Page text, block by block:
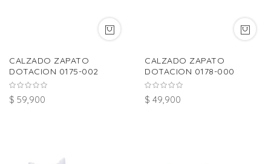
CALZADO ZAPATO
DOTACION 0175-002
$ 59,900
CALZADO ZAPATO
DOTACION 0178-000
$ 49,900